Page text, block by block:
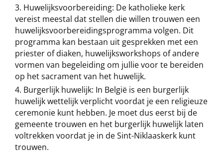
Huwelijksvoorbereiding: De katholieke kerk
vereist meestal dat stellen die willen trouwen een
huwelijksvoorbereidingsprogramma volgen. Dit
programma kan bestaan uit gesprekken met een
priester of diaken, huwelijksworkshops of andere
vormen van begeleiding om jullie voor te bereiden
op het sacrament van het huwelijk.
Burgerlijk huwelijk: In België is een burgerlijk
huwelijk wettelijk verplicht voordat je een religieuze
ceremonie kunt hebben. Je moet dus eerst bij de
gemeente trouwen en het burgerlijk huwelijk laten
voltrekken voordat je in de Sint-Niklaaskerk kunt
trouwen.